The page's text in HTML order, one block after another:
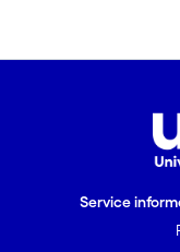
Service